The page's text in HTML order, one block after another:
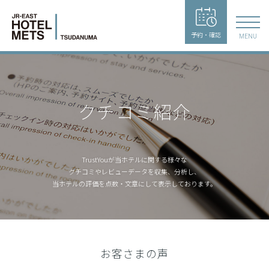
予約・確認 MENU
クチコミ紹介
TrustYouが当ホテルに関する様々な
クチコミやレビューデータを収集、分析し、
当ホテルの評価を点数・文章にして表示しております。
お客さまの声